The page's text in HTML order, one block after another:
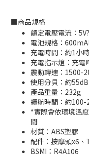
■商品規格
額定電壓電流：
電池規格：
充電時間：約1小時
充電指示燈：充電
震動轉速：1500-
使用分貝：約55dB
產品重量：232g
續航時間：約100-
*實際會依環境溫
間
材質：ABS塑膠
配件：按摩頭x6
BSMI： R4A106